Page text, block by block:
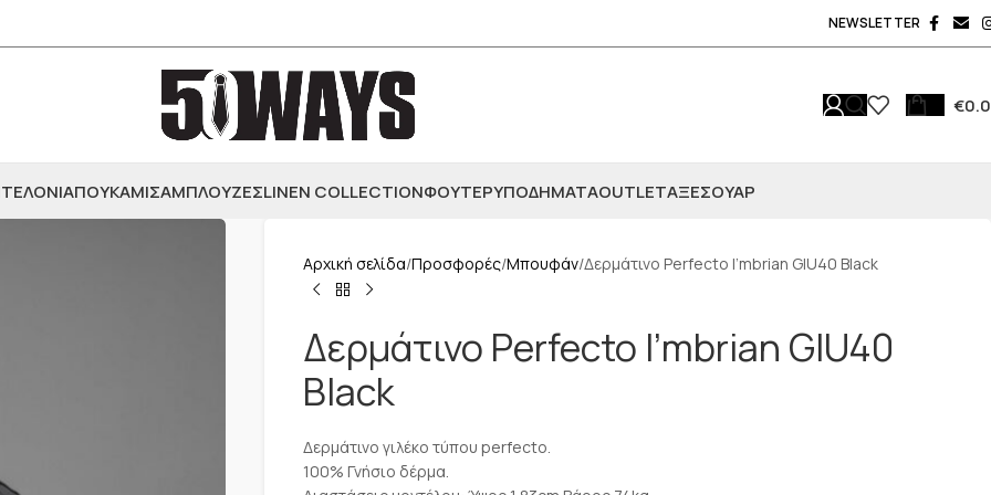
NEWSLETTER
€
ΠΟΥΚΑΜΙΣΑΜΠΛΟΥΖΕΣLINEN COLLECTIONΦΟΥΤΕΡΥΠΟΔΗΜΑΤΑOUTLETΑΞΕΣΟΥΆΡ
Αρχική σελίδα Προσφορές Μπουφάν Δερμάτινο Perfecto I’mbrian GIU40 Black
Δερμάτινο Perfecto I’mbrian GIU40
Black
Δερμάτινο γιλέκο τύπου perfecto.
100% Γνήσιο δέρμα.